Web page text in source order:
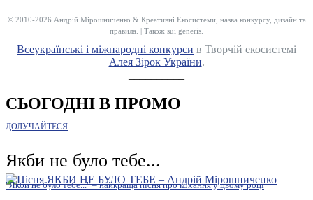
© 2010-2026 Андрій Мірошниченко & Креативні Екосистеми, назва конкурсу, дизайн та
правила. | Також sui generis.
Всеукраїнські і міжнародні конкурси в Творчій екосистемі
Алея Зірок України.
СЬОГОДНІ В ПРОМО
ДОЛУЧАЙТЕСЯ
Якби не було тебе...
"Якби не було тебе..." – найкраща пісня про кохання у цьому році